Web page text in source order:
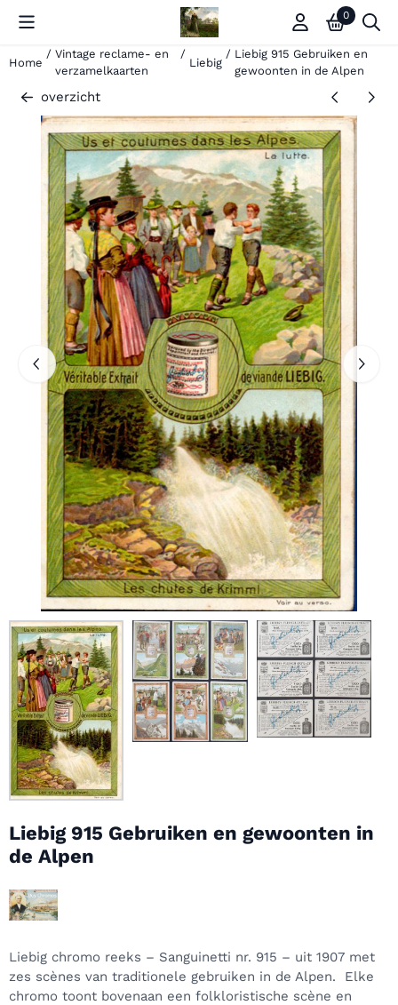
Cookievoorkeuren zijn momenteel gesloten. 0
Home
/ Vintage reclame- en
verzamelkaarten
/
Liebig
/ Liebig 915 Gebruiken en
gewoonten in de Alpen
overzicht
Liebig 915 Gebruiken en gewoonten in
de Alpen
Liebig chromo reeks – Sanguinetti nr. 915 – uit 1907 met
zes scènes van traditionele gebruiken in de Alpen. Elke
chromo toont bovenaan een folkloristische scène en